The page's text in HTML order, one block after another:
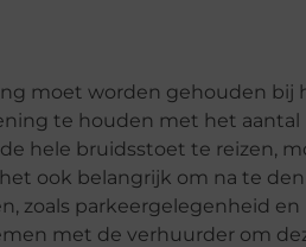
moet worden gehouden bij
te houden met het aantal
hele bruidsstoet te reizen,
ook belangrijk om na te
zoals parkeergelegenheid en
met de verhuurder om